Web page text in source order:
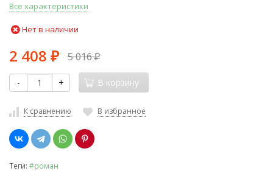
Все характеристики
Нет в наличии
2 408 ₽ 5 016₽
- + В корзину
К сравнению В избранное
Теги: #роман